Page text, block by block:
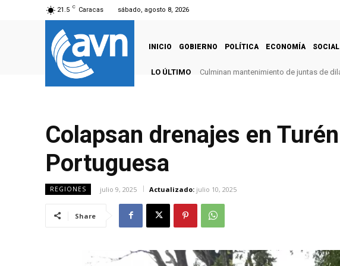
21.5 C Caracas sábado, agosto 8, 2026
INICIO GOBIERNO POLÍTICA ECONOMÍA SOCIAL
LO ÚLTIMO Culminan mantenimiento de juntas de
Colapsan drenajes en
Portuguesa
REGIONES julio 9, 2025 Actualizado: julio 10, 2025
Share